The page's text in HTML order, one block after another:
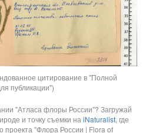
цитирование в "Полной
публикации")
"Атласа флоры России"? Загружай
и точку съемки наiNaturalist, где
проекта "Флора России | Flora of